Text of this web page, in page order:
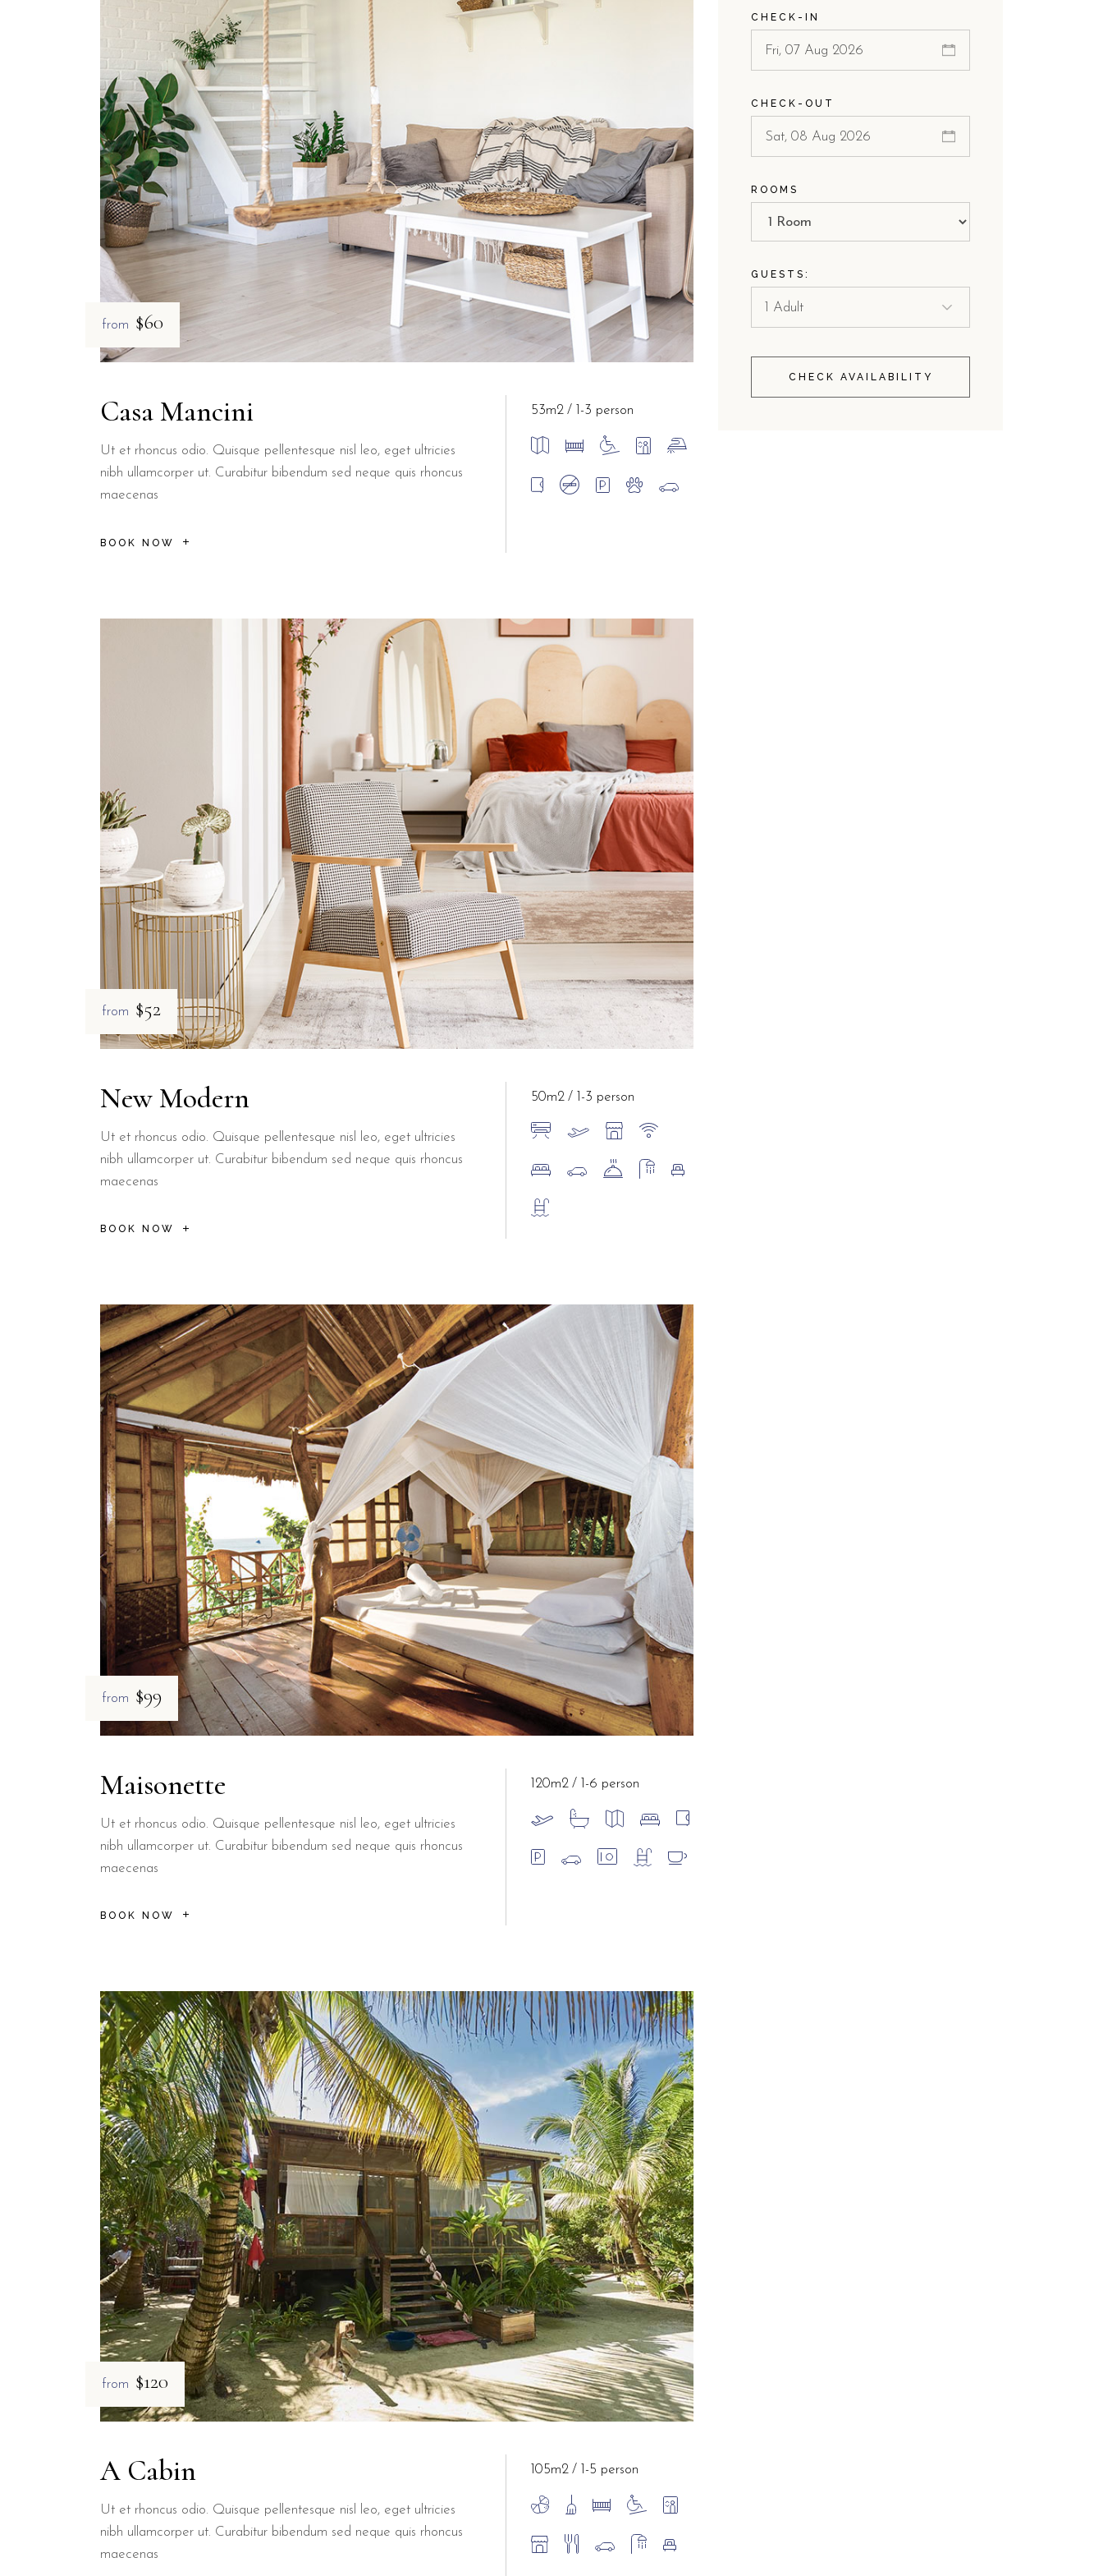
from $60
Casa Mancini
Ut et rhoncus odio. Quisque pellentesque nisl leo, eget ultricies
nibh ullamcorper ut. Curabitur bibendum sed neque quis rhoncus
maecenas
BOOK NOW
53m2 1-3 person
from $52
New Modern
Ut et rhoncus odio. Quisque pellentesque nisl leo, eget ultricies
nibh ullamcorper ut. Curabitur bibendum sed neque quis rhoncus
maecenas
BOOK NOW
50m2 1-3 person
from $99
Maisonette
Ut et rhoncus odio. Quisque pellentesque nisl leo, eget ultricies
nibh ullamcorper ut. Curabitur bibendum sed neque quis rhoncus
maecenas
BOOK NOW
120m2 1-6 person
from $120
A Cabin
Ut et rhoncus odio. Quisque pellentesque nisl leo, eget ultricies
nibh ullamcorper ut. Curabitur bibendum sed neque quis rhoncus
maecenas
105m2 1-5 person
CHECK-IN
CHECK-OUT
ROOMS
GUESTS:
CHECK AVAILABILITY